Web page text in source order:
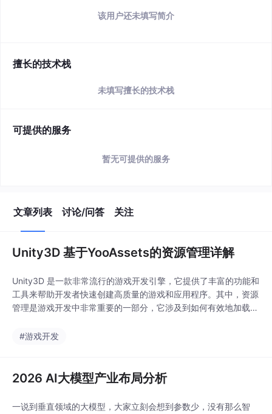
该用户还未填写简介
擅长的技术栈
未填写擅长的技术栈
可提供的服务
暂无可提供的服务
文章列表 讨论/问答 关注
Unity3D 基于YooAssets的资源管理详解
Unity3D 是一款非常流行的游戏开发引擎，它提供了丰富的功能和
工具来帮助开发者快速创建高质量的游戏和应用程序。其中，资源
管理是游戏开发中非常重要的一部分，它涉及到如何有效地加载、
D中，有许多资源管理的解决方案，其中一种常用的方式是使用Yo
#游戏开发
2026 AI大模型产业布局分析
一说到垂直领域的大模型，大家立刻会想到参数少，没有那么智